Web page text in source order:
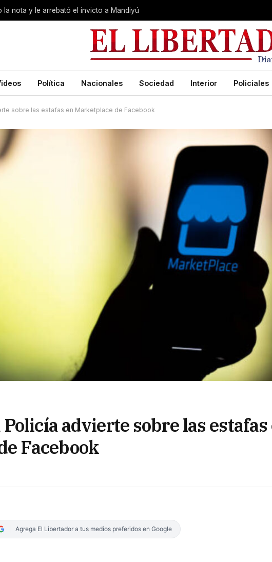
la nota y le arrebató el invicto a Mandiyú
Política Nacionales Sociedad Interior Policiales
sobre las estafas en Marketplace de Facebook
advierte sobre las estafas
Facebook
Agrega El Libertador a tus medios preferidos en Google